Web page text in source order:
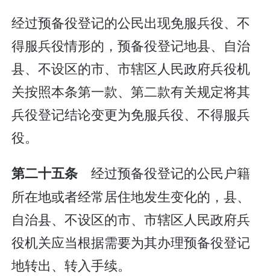
经过预备役登记的公民出现免服兵役、不
得服兵役情形的，预备役登记地县、自治
县、不设区的市、市辖区人民政府兵役机
关按照本条第一款、第二款有关规定将其
兵役登记结论变更为免服兵役、不得服兵
役。
第二十五条经过预备役登记的公民户籍
所在地或者经常居住地发生变化的，县、
自治县、不设区的市、市辖区人民政府兵
役机关应当根据需要为其办理预备役登记
地转出、转入手续。